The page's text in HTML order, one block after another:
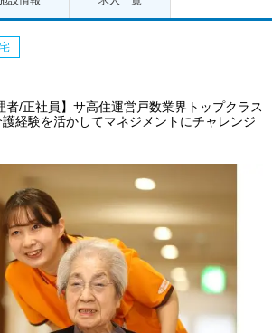
者/正社員】サ高住運営戸数業界トップクラス
経験を活かしてマネジメントにチャレンジ